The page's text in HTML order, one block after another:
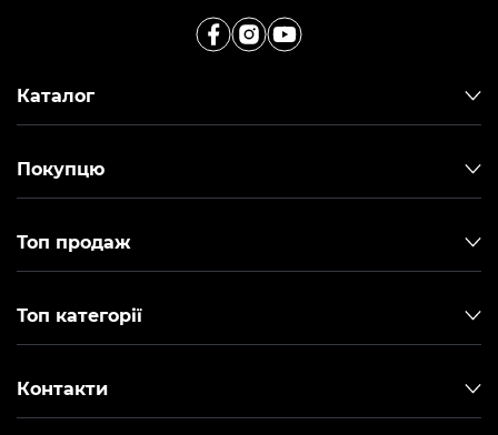
Каталог
Покупцю
Топ продаж
Топ категорії
Контакти